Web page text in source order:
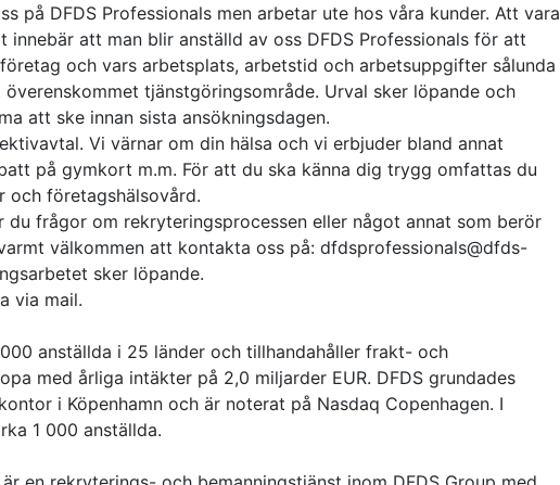
på DFDS Professionals men arbetar ute hos våra kunder. Att vara
innebär att man blir anställd av oss DFDS Professionals för att
och vars arbetsplats, arbetstid och arbetsuppgifter sålunda
tjänstgöringsområde. Urval sker löpande och
att ske innan sista ansökningsdagen.
Vi värnar om din hälsa och vi erbjuder bland annat
på gymkort m.m. För att du ska känna dig trygg omfattas du
och företagshälsovård.
du frågor om rekryteringsprocessen eller något annat som berör
välkommen att kontakta oss på: dfdsprofessionals@dfds-
sker löpande.
via mail.
000 anställda i 25 länder och tillhandahåller frakt- och
med årliga intäkter på 2,0 miljarder EUR. DFDS grundades
i Köpenhamn och är noterat på Nasdaq Copenhagen. I
1 000 anställda.